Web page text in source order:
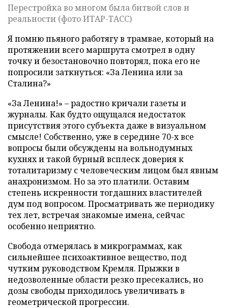
Перестройка во многом была битвой слов и
реальности (фото ИТАР-ТАСС)
Я помню пьяного работягу в трамвае, который на
протяжении всего маршрута смотрел в одну
точку и безостановочно повторял, пока его не
попросили заткнуться: «За Ленина или за
Сталина?»
«За Ленина!» – радостно кричали газеты и
журналы. Как будто ощущался недостаток
присутствия этого субъекта даже в визуальном
смысле! Собственно, уже в середине 70-х все
вопросы были обсуждены на вольнодумных
кухнях и такой бурный всплеск доверия к
тоталитаризму с человеческим лицом был явным
анахронизмом. Но за это платили. Оставим
степень искренности тогдашних властителей
дум под вопросом. Просматривать же периодику
тех лет, встречая знакомые имена, сейчас
особенно неприятно.
Свобода отмерялась в микрограммах, как
сильнейшее психоактивное вещество, под
чутким руководством Кремля. Прыжки в
недозволенные области резко пресекались, но
дозы свободы приходилось увеличивать в
геометрической прогрессии.